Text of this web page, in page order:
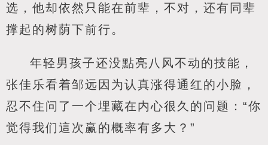
选，他却依然只能在前辈，不对，还有同辈
撑起的树荫下前行。
年轻男孩子还没點亮八风不动的技能，
张佳乐看着邹远因为认真涨得通红的小脸，
忍不住问了一个埋藏在内心很久的问题：“你
觉得我们這次赢的概率有多大？”